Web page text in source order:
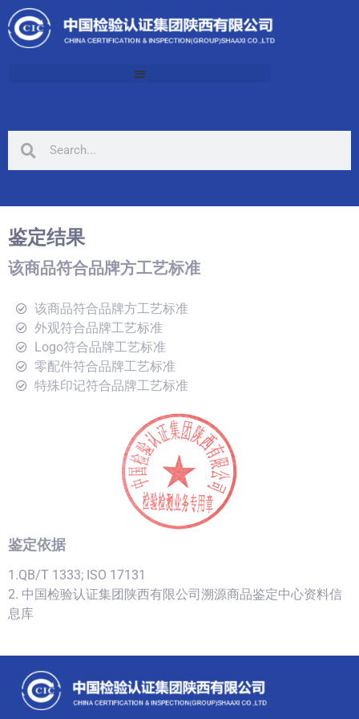
鉴定结果
该商品符合品牌方工艺标准
该商品符合品牌方工艺标准
外观符合品牌工艺标准
Logo符合品牌工艺标准
零配件符合品牌工艺标准
特殊印记符合品牌工艺标准
鉴定依据
1.QB/T 1333; ISO 17131
2. 中国检验认证集团陕西有限公司溯源商品鉴定中心资料信
息库